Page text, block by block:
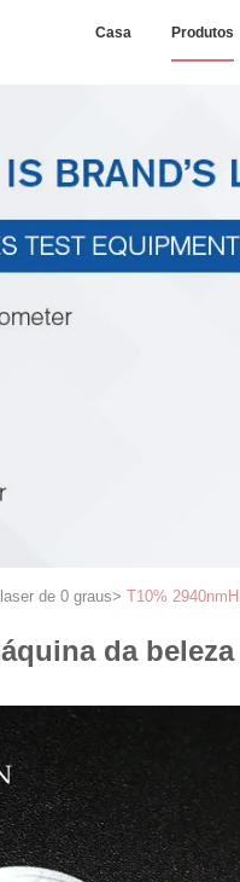
Casa Produtos
de 0 graus> T10%
da